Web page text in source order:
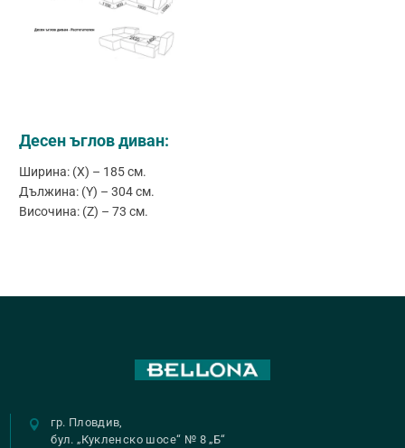
Десен ъглов диван:
Ширина: (X) – 185 см.
Дължина: (Y) – 304 см.
Височина: (Z) – 73 см.
гр. Пловдив,
бул. „Кукленско шосе“ № 8 „Б“